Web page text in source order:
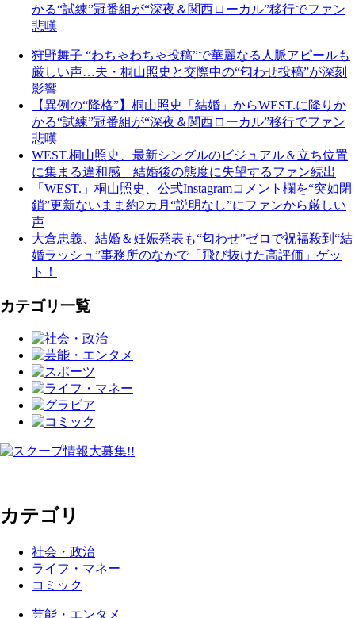
かる“試練”冠番組が“深夜＆関西ローカル”移行でファン
悲嘆
狩野舞子 “わちゃわちゃ投稿”で華麗なる人脈アピールも
厳しい声…夫・桐山照史と交際中の“匂わせ投稿”が深刻
影響
【異例の“降格”】桐山照史「結婚」からWEST.に降りか
かる“試練”冠番組が“深夜＆関西ローカル”移行でファン
悲嘆
WEST.桐山照史、最新シングルのビジュアル＆立ち位置
に集まる違和感 結婚後の態度に失望するファン続出
「WEST.」桐山照史、公式Instagramコメント欄を“突如閉
鎖”更新ないまま約2カ月“説明なし”にファンから厳しい
声
大倉忠義、結婚＆妊娠発表も“匂わせ”ゼロで祝福殺到“結
婚ラッシュ”事務所のなかで「飛び抜けた高評価」ゲッ
ト！
カテゴリ一覧
カテゴリ
社会・政治
ライフ・マネー
コミック
芸能・エンタメ